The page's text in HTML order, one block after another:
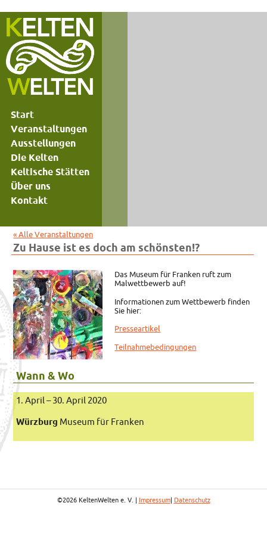
Start
Veranstaltungen
Ausstellungen
Die Kelten
Keltische Stätten
Über uns
Kontakt
« Alle Veranstaltungen
Zu Hause ist es doch am schönsten!?
Das Museum für Franken ruft zum
Malwettbewerb auf!
Informationen zum Wettbewerb finden
Sie hier:
Presseartikel
Teilnahmebedingungen
Wann & Wo
1. April – 30. April 2020
Würzburg Museum für Franken
©2026 KeltenWelten e. V. | Impressum| Datenschutz